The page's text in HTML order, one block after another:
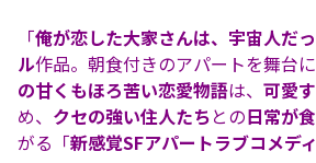
「俺が恋した大家さんは、宇宙人だ
ル作品。朝食付きのアパートを舞台に
の甘くもほろ苦い恋愛物語は、 可愛
め、 クセの強い住人たちとの日常が
がる「新感覚SFアパートラブコメディ